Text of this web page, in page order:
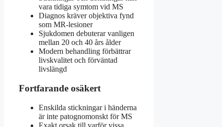
vara tidiga symtom vid MS
Diagnos kräver objektiva fynd
som MR-lesioner
Sjukdomen debuterar vanligen
mellan 20 och 40 års ålder
Modern behandling förbättrar
livskvalitet och förväntad
livslängd
Fortfarande osäkert
Enskilda stickningar i händerna
är inte patognomonskt för MS
Exakt orsak till varför vissa